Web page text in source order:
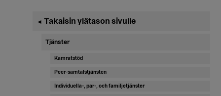
Ensisijainen
sivupalkki
◄ Takaisin ylätason sivulle
Tjänster
Kamratstöd
Peer-samtalstjänsten
Individuella-, par-, och familjetjänster